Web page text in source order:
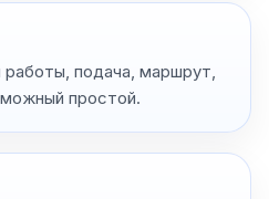
подача, маршрут,
простой.